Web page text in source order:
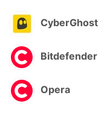
CyberGhost
Bitdefender
Opera